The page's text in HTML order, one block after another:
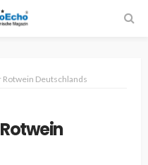
Rotwein Deutschlands